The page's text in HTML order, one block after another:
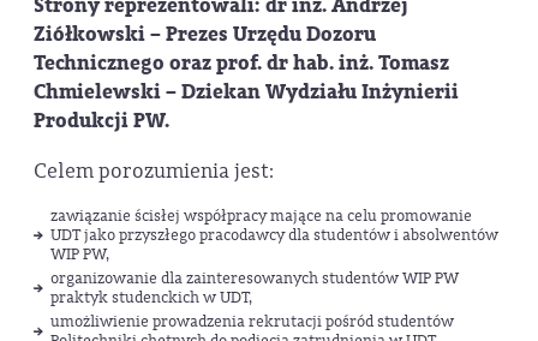
Strony reprezentowali: dr inż. Andrzej
Ziółkowski – Prezes Urzędu Dozoru
Technicznego oraz prof. dr hab. inż. Tomasz
Chmielewski – Dziekan Wydziału Inżynierii
Produkcji PW.
Celem porozumienia jest:
zawiązanie ścisłej współpracy mające na celu promowanie
UDT jako przyszłego pracodawcy dla studentów i absolwentów
WIP PW,
organizowanie dla zainteresowanych studentów WIP PW
praktyk studenckich w UDT,
umożliwienie prowadzenia rekrutacji pośród studentów